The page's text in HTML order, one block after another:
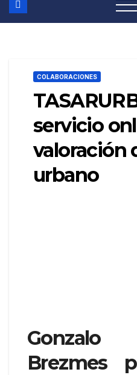
COLABORACIONES
servicio
valoración
urbano
Gonzalo
Brezmes